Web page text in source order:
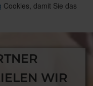
Cookies, damit Sie das
WIR